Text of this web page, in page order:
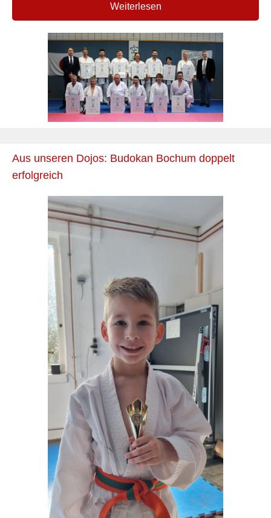
Weiterlesen
Aus unseren Dojos: Budokan Bochum doppelt
erfolgreich